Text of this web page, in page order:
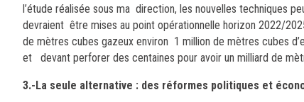
l’étude réalisée sous ma direction, les nouvelles techniques
devraient être mises au point opérationnelle horizon 2022/
de mètres cubes gazeux environ 1 million de mètres cubes
et devant perforer des centaines pour avoir un milliard de
3.-La seule alternative : des réformes politiques et